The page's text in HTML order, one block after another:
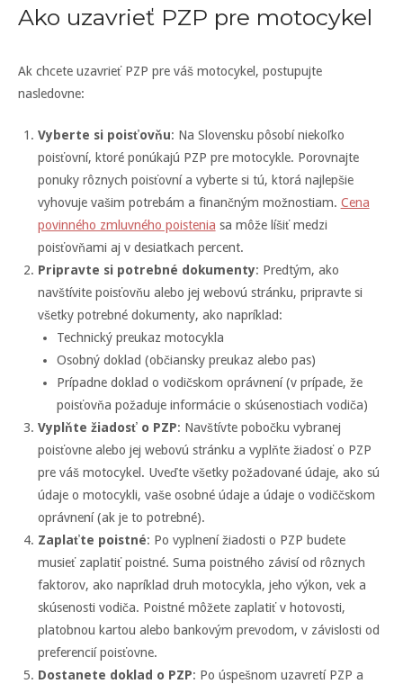
Ako uzavrieť PZP pre motocykel
Ak chcete uzavrieť PZP pre váš motocykel, postupujte
nasledovne:
Vyberte si poisťovňu: Na Slovensku pôsobí niekoľko
poisťovní, ktoré ponúkajú PZP pre motocykle. Porovnajte
ponuky rôznych poisťovní a vyberte si tú, ktorá najlepšie
vyhovuje vašim potrebám a finančným možnostiam. Cena
povinného zmluvného poistenia sa môže líšiť medzi
poisťovňami aj v desiatkach percent.
Pripravte si potrebné dokumenty: Predtým, ako
navštívite poisťovňu alebo jej webovú stránku, pripravte si
všetky potrebné dokumenty, ako napríklad:
Technický preukaz motocykla
Osobný doklad (občiansky preukaz alebo pas)
Prípadne doklad o vodičskom oprávnení (v prípade, že
poisťovňa požaduje informácie o skúsenostiach vodiča)
Vyplňte žiadosť o PZP: Navštívte pobočku vybranej
poisťovne alebo jej webovú stránku a vyplňte žiadosť o PZP
pre váš motocykel. Uveďte všetky požadované údaje, ako sú
údaje o motocykli, vaše osobné údaje a údaje o vodiččskom
oprávnení (ak je to potrebné).
Zaplaťte poistné: Po vyplnení žiadosti o PZP budete
musieť zaplatiť poistné. Suma poistného závisí od rôznych
faktorov, ako napríklad druh motocykla, jeho výkon, vek a
skúsenosti vodiča. Poistné môžete zaplatiť v hotovosti,
platobnou kartou alebo bankovým prevodom, v závislosti od
preferencií poisťovne.
Dostanete doklad o PZP: Po úspešnom uzavretí PZP a